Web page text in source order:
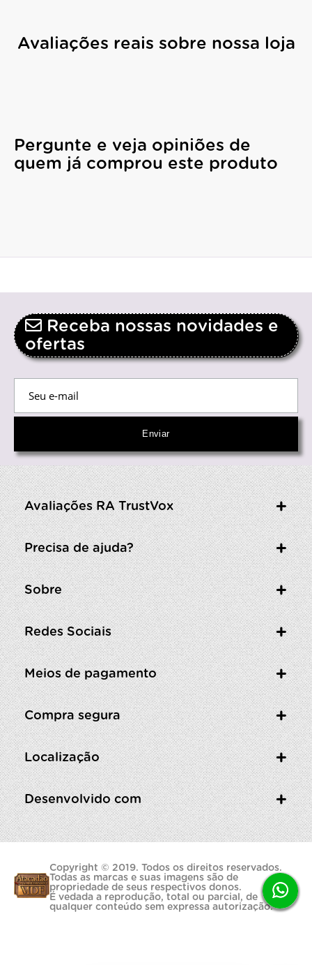
Avaliações reais sobre nossa loja
Pergunte e veja opiniões de
quem já comprou este produto
Receba nossas novidades e
ofertas
Avaliações RA TrustVox
Precisa de ajuda?
Sobre
Redes Sociais
Meios de pagamento
Compra segura
Localização
Desenvolvido com
Copyright © 2019. Todos os direitos reservados.
Todas as marcas e suas imagens são de
propriedade de seus respectivos donos.
É vedada a reprodução, total ou parcial, de
qualquer conteúdo sem expressa autorização.